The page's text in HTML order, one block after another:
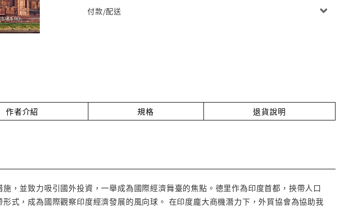
付款/配送
作者介紹 規格 退貨說明
，並致力吸引國外投資，一舉成為國際經濟舞臺的焦點。德里作為印度首都，挾帶人口
式，成為國際觀察印度經濟發展的風向球。 在印度龐大商機潛力下，外貿協會為協助我